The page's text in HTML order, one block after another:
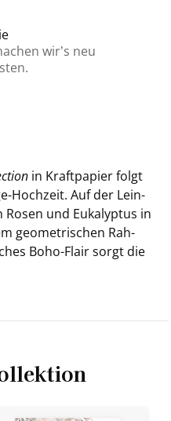
wir’s neu
in Kraft­pa­pier folgt
​Hochzeit. Auf der Lein­
und Eu­ka­lyp­tus in
geo­me­tri­schen Rah­
Boho-​Flair sorgt die